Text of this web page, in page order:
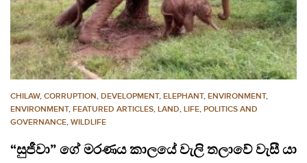
CHILAW, CORRUPTION, DEVELOPMENT, ELEPHANT, ENVIRONMENT,
ENVIRONMENT, FEATURED ARTICLES, LAND, LIFE, POLITICS AND
GOVERNANCE, WILDLIFE
“සුජීවා” ගේ මරණය කාලයේ වැලි තලාවේ වැසී යා